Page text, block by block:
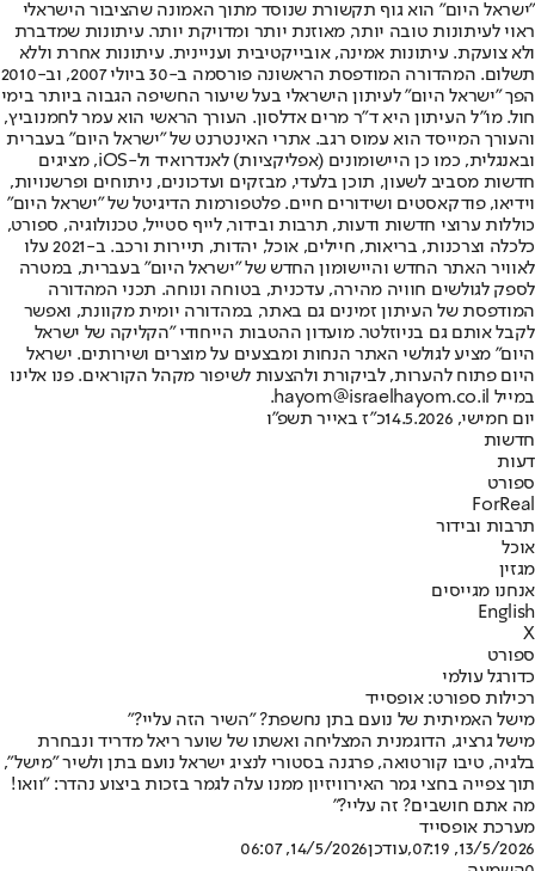
"ישראל היום" הוא גוף תקשורת שנוסד מתוך האמונה שהציבור הישראלי
ראוי לעיתונות טובה יותר, מאוזנת יותר ומדויקת יותר. עיתונות שמדברת
ולא צועקת. עיתונות אמינה, אובייקטיבית ועניינית. עיתונות אחרת וללא
תשלום. המהדורה המודפסת הראשונה פורסמה ב-30 ביולי 2007, וב-2010
הפך "ישראל היום" לעיתון הישראלי בעל שיעור החשיפה הגבוה ביותר בימי
חול. מו"ל העיתון היא ד"ר מרים אדלסון. העורך הראשי הוא עמר לחמנוביץ,
והעורך המייסד הוא עמוס רגב. אתרי האינטרנט של "ישראל היום" בעברית
ובאנגלית, כמו כן היישומונים (אפליקציות) לאנדרואיד ול-iOS, מציגים
חדשות מסביב לשעון, תוכן בלעדי, מבזקים ועדכונים, ניתוחים ופרשנויות,
וידיאו, פודקאסטים ושידורים חיים. פלטפורמות הדיגיטל של "ישראל היום"
כוללות ערוצי חדשות ודעות, תרבות ובידור, לייף סטייל, טכנולוגיה, ספורט,
כלכלה וצרכנות, בריאות, חיילים, אוכל, יהדות, תיירות ורכב. ב-2021 עלו
לאוויר האתר החדש והיישומון החדש של "ישראל היום" בעברית, במטרה
לספק לגולשים חוויה מהירה, עדכנית, בטוחה ונוחה. תכני המהדורה
המודפסת של העיתון זמינים גם באתר, במהדורה יומית מקוונת, ואפשר
לקבל אותם גם בניוזלטר. מועדון ההטבות הייחודי "הקליקה של ישראל
היום" מציע לגולשי האתר הנחות ומבצעים על מוצרים ושירותים. ישראל
היום פתוח להערות, לביקורת ולהצעות לשיפור מקהל הקוראים. פנו אלינו
במייל hayom@israelhayom.co.il.
יום חמישי, 14.5.2026
כ"ז באייר תשפ"ו
חדשות
דעות
ספורט
ForReal
תרבות ובידור
אוכל
מגזין
אנחנו מגייסים
English
X
ספורט
כדורגל עולמי
רכילות ספורט: אופסייד
מישל האמיתית של נועם בתן נחשפת? "השיר הזה עליי?"
מישל גרציג, הדוגמנית המצליחה ואשתו של שוער ריאל מדריד ונבחרת
בלגיה, טיבו קורטואה, פרגנה בסטורי לנציג ישראל נועם בתן ולשיר "מישל",
תוך צפייה בחצי גמר האירוויזיון ממנו עלה לגמר בזכות ביצוע נהדר: "וואו!
מה אתם חושבים? זה עליי?"
מערכת אופסייד
13/5/2026, 07:19
,עודכן14/5/2026, 06:07